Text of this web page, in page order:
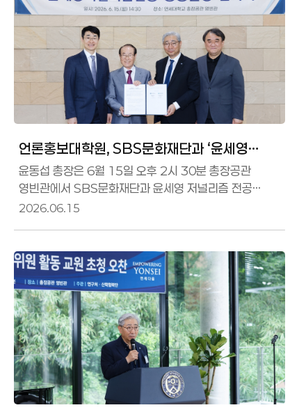
언론홍보대학원, SBS문화재단과 ‘윤세영
저널리즘 전공’ 신설 협약식
윤동섭 총장은 6월 15일 오후 2시 30분 총장공관
영빈관에서 SBS문화재단과 윤세영 저널리즘 전공
신설을 위한 협약식을 가졌다.이번 협약을 통해
윤동섭 총장은 인사말을 통해 이번 협약은 급변하는
미디어 환경 속에서 미래 저널리즘과 디지털 전환 시대의
전문직 저널리스트를 함께 키워나간다는 점에서 큰
의미가 있다 고 밝혔다. 이어 윤세영저널리즘전공
석사과정은 언론의 공공성과 책임, 현장성과 전문성을
두루 갖춘 인재를 배
2026.06.15